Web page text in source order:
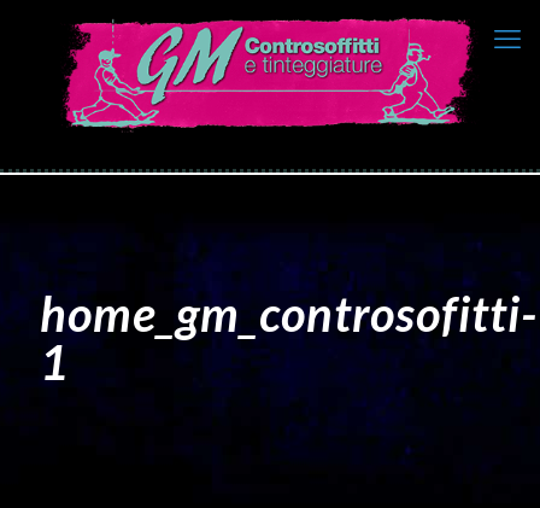
home_gm_controsofitti-
1